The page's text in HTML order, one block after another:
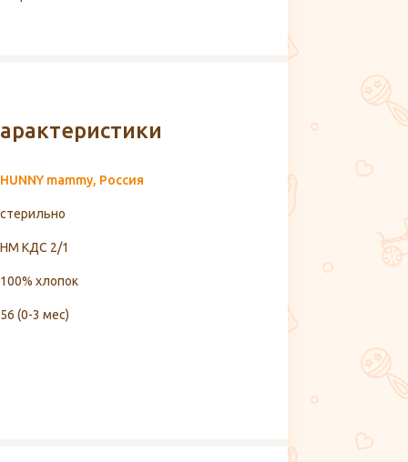
HUNNY mammy, Россия
стерильно
HM КДС 2/1
100% хлопок
56 (0-3 мес)